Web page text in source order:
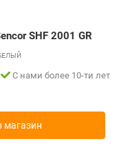
SHF 2001 GR
С нами более 10-ти лет
магазин